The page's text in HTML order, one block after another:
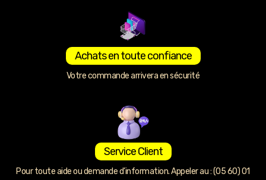
Achats en toute confiance
Votre commande arrivera en sécurité
Service Client
Pour toute aide ou demande d’information. Appeler au : (05 60) 01